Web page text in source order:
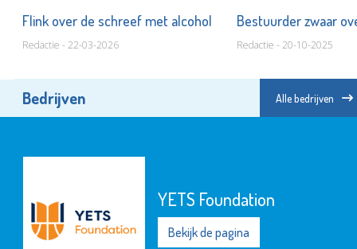
Flink over de schreef met alcohol
Redactie - 22-03-2026
Bestuurder zwaar
Redactie - 20-10-2025
Bedrijven Alle bedrijven
YETS Foundation
Bekijk de pagina